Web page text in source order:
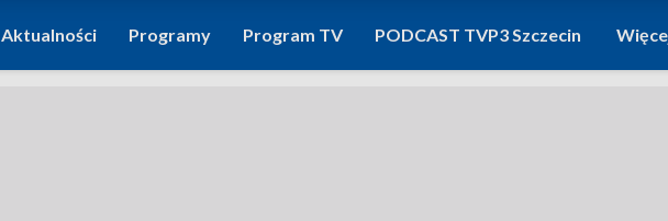
Aktualności Programy Program TV PODCAST TVP3 Szczecin